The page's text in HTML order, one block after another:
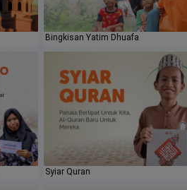
Bingkisan Yatim Dhuafa
Syiar Quran